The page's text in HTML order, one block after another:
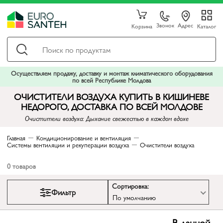
Корзина Звонок Адрес Каталог
Осуществляем продажу, доставку и монтаж климатического оборудования
по всей Республике Молдова
ОЧИСТИТЕЛИ ВОЗДУХА КУПИТЬ В КИШИНЕВЕ
НЕДОРОГО, ДОСТАВКА ПО ВСЕЙ МОЛДОВЕ
Очистители воздуха: Дыхание свежестью в каждом вдохе
Главная Кондиционирование и вентиляция
Системы вентиляции и рекуперации воздуха Очистители воздуха
0 товаров
Фильтр
Сортировка:
По умолчанию